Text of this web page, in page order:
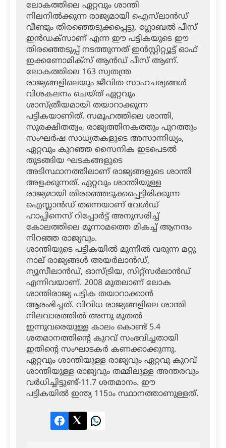
ലോകത്തിലെ ഏറ്റവും ശാന്തി
നിലനില്‍ക്കുന്ന രാജ്യമായി ഐസ്‌ലാന്‍ഡ്
വീണ്ടും തിരഞ്ഞെടുക്കപ്പെട്ടു. ഗ്ലോബല്‍ പീസ്
ഇന്‍ഡക്‌സാണ് എന്ന ഈ പട്ടികയുടെ ഈ
തിരഞ്ഞെടുപ്പ് നടത്തുന്നത് ഇന്‍സ്റ്റിറ്റ്യൂട്ട് ഓഫ്
ഇക്കണോമിക്‌സ് ആന്‍ഡ് പീസ് ആണ്.
ലോകത്തിലെ 163 സ്വതന്ത്ര
രാജ്യങ്ങളിലെയും ജീവിത സാഹചര്യങ്ങള്‍
വിശകലനം ചെയ്ത് ഏറ്റവും
ശാസ്ത്രീയമായി തയാറാക്കുന്ന
പട്ടികയാണിത്. സമൂഹത്തിലെ ശാന്തി,
സുരക്ഷിതത്വം, രാജ്യത്തിനകത്തും പുറത്തും
സംഘര്‍ഷ സാധ്യതകളുടെ അസാന്നിധ്യം,
ഏറ്റവും കുറഞ്ഞ സൈനിക ഇടപെടല്‍
തുടങ്ങിയ ഘടകങ്ങളുടെ
അടിസ്ഥാനത്തിലാണ് രാജ്യങ്ങളുടെ ശാന്തി
അളക്കുന്നത്. ഏറ്റവും ശാന്തിയുള്ള
രാജ്യമായി തിരഞ്ഞെടുക്കപ്പെട്ടിരിക്കുന്ന
ഐസ്ലാന്‍ഡ് തന്നെയാണ് വേള്‍ഡ്
ഹാപ്പിനെസ് റിപ്പോര്‍ട്ട് അനുസരിച്ച്
കോലത്തിലെ മൂന്നാമത്തെ മികച്ച് ആനന്ദം
നിറഞ്ഞ രാജ്യവും.
ശാന്തിയുടെ പട്ടികയില്‍ മുന്നില്‍ വരുന്ന മറ്റു
നാല് രാജ്യങ്ങള്‍ അയര്‍ലാന്‍ഡ്,
ന്യൂസീലാന്‍ഡ്, ഓസ്ട്രിയ, സിറ്റ്‌സര്‍ലാന്‍ഡ്
എന്നിവയാണ്. 2008 മുതലാണ് ലോക
ശാന്തിരാജ്യ പട്ടിക തയാറാക്കാന്‍
ആരംഭിച്ചത്. വിവിധ രാജ്യങ്ങളിലെ ശാന്തി
നിലവാരത്തില്‍ അന്നു മുതല്‍
ഇന്നുവരെയുള്ള കാലം കൊണ്ട് 5.4
ശതമാനത്തിന്റെ കുറവ് സംഭവിച്ചതായി
ഇതിന്റെ സംഘാടകര്‍ കണക്കാക്കുന്നു.
ഏറ്റവും ശാന്തിയുള്ള രാജ്യവും ഏറ്റവു കുറവ്
ശാന്തിയുള്ള രാജ്യവും തമ്മിലുള്ള അന്തരവും
വര്‍ധിച്ചിട്ടുണ്ട്-11.7 ശതമാനം. ഈ
പട്ടികയില്‍ ഇന്ത്യ 115ാം സ്ഥാനത്താണുള്ളത്.
Facebook
TwitterLinkedIn